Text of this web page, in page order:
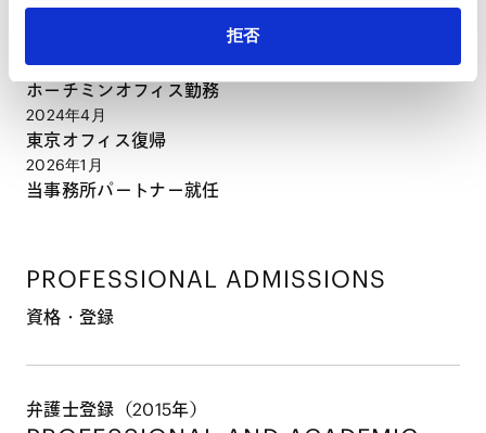
拒否
2022年5月
米国Cornell Law School (LL.M.)
2022年9月 - 2024年3月
ホーチミンオフィス勤務
2024年4月
東京オフィス復帰
2026年1月
当事務所パートナー就任
PROFESSIONAL ADMISSIONS
資格・登録
弁護士登録（2015年）